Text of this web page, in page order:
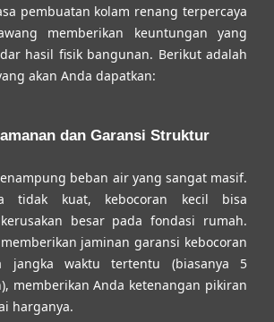
pembuatan kolam renang terpercaya
memberikan keuntungan yang
hasil fisik bangunan. Berikut adalah
akan Anda dapatkan:
dan Garansi Struktur
beban air yang sangat masif.
tidak kuat, kebocoran kecil bisa
besar pada fondasi rumah.
jaminan garansi kebocoran
jangka waktu tertentu (biasanya 5
memberikan Anda ketenangan pikiran
harganya.